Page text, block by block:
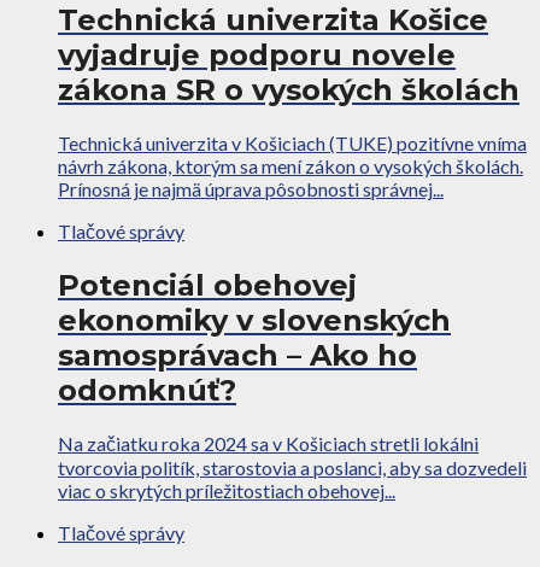
Technická univerzita Košice
vyjadruje podporu novele
zákona SR o vysokých školách
Technická univerzita v Košiciach (TUKE) pozitívne vníma
návrh zákona, ktorým sa mení zákon o vysokých školách.
Prínosná je najmä úprava pôsobnosti správnej...
Tlačové správy
Potenciál obehovej
ekonomiky v slovenských
samosprávach – Ako ho
odomknúť?
Na začiatku roka 2024 sa v Košiciach stretli lokálni
tvorcovia politík, starostovia a poslanci, aby sa dozvedeli
viac o skrytých príležitostiach obehovej...
Tlačové správy